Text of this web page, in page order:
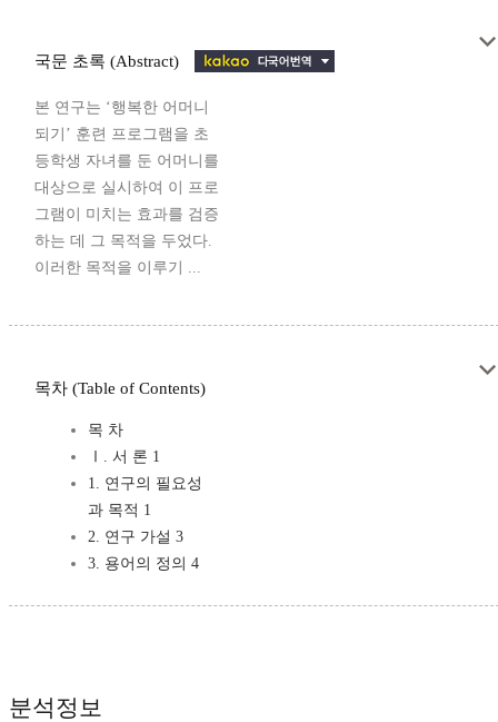
국문 초록 (Abstract)
본 연구는 ‘행복한 어머니
되기’ 훈련 프로그램을 초
등학생 자녀를 둔 어머니를
대상으로 실시하여 이 프로
그램이 미치는 효과를 검증
하는 데 그 목적을 두었다.
이러한 목적을 이루기 ...
목차 (Table of Contents)
목 차
Ⅰ. 서 론 1
1. 연구의 필요성
과 목적 1
2. 연구 가설 3
3. 용어의 정의 4
분석정보